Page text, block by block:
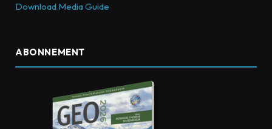
Download Media Guide
ABONNEMENT